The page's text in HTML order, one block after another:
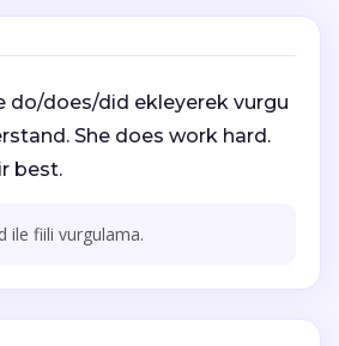
do/does/did ekleyerek vurgu
She does work hard.
best.
fiili vurgulama.